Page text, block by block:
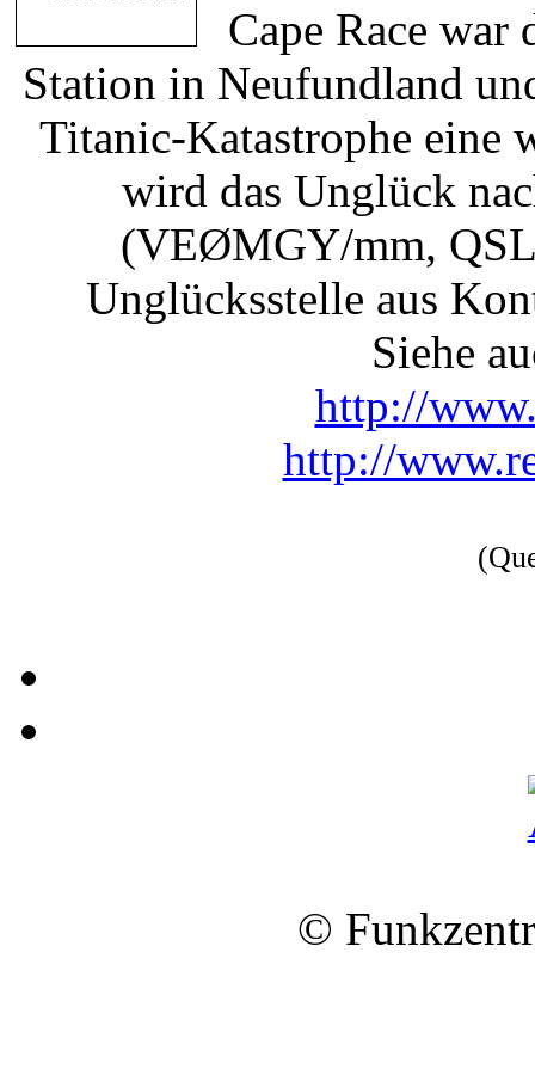
Cape Race war
Station in Neufundland
Titanic-Katastrophe eine
wird das Unglück
(VEØMGY/mm,
Unglücksstelle aus
Siehe
http://
http://
©